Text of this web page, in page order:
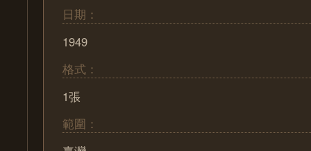
日期：
1949
格式：
1張
範圍：